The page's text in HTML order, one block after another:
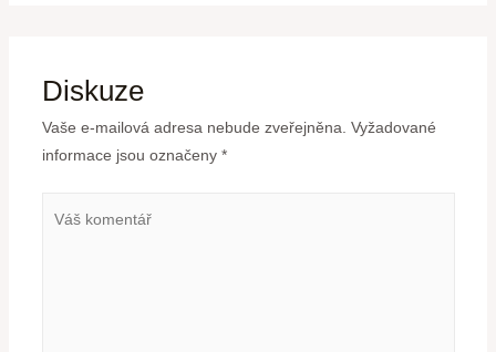
Diskuze
Vaše e-mailová adresa nebude zveřejněna. Vyžadované
informace jsou označeny *